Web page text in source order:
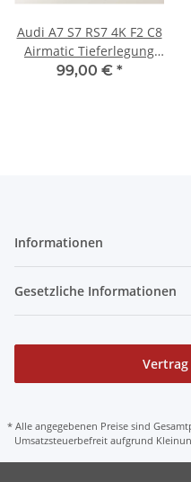
Audi A7 S7 RS7 4K F2 C8
Airmatic Tieferlegung
Luftfahrwerk ASS
99,00 € *
Informationen
Gesetzliche Informationen
* Alle angegebenen Preise sind
Umsatzsteuerbefreit aufgrund